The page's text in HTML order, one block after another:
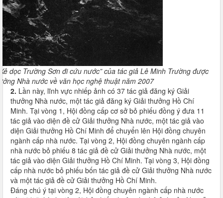
dọc Trường Sơn đi cứu nước” của tác giả Lê Minh Trường được
Nhà nước về văn học nghệ thuật năm 2007
2. Lần này, lĩnh vực nhiếp ảnh có 37 tác giả đăng ký Giải
thưởng Nhà nước, một tác giả đăng ký Giải thưởng Hồ Chí
Minh. Tại vòng 1, Hội đồng cấp cơ sở bỏ phiếu đồng ý đưa 11
tác giả vào diện đề cử Giải thưởng Nhà nước, một tác giả vào
diện Giải thưởng Hồ Chí Minh để chuyển lên Hội đồng chuyên
ngành cấp nhà nước. Tại vòng 2, Hội đồng chuyên ngành cấp
nhà nước bỏ phiếu 8 tác giả đề cử Giải thưởng Nhà nước, một
tác giả vào diện Giải thưởng Hồ Chí Minh. Tại vòng 3, Hội đồng
cấp nhà nước bỏ phiếu bốn tác giả đề cử Giải thưởng Nhà nước
và một tác giả đề cử Giải thưởng Hồ Chí Minh.
Đáng chú ý tại vòng 2, Hội đồng chuyên ngành cấp nhà nước